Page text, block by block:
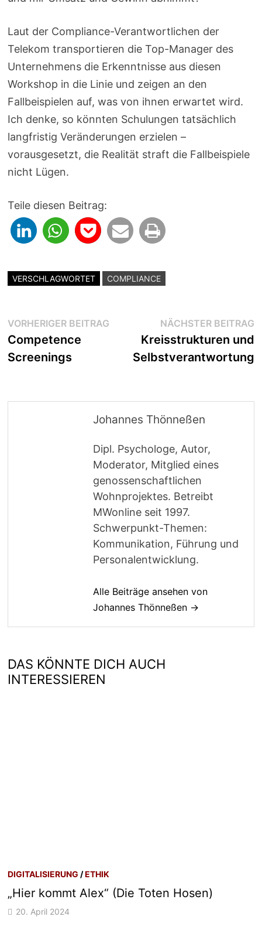
Laut der Compliance-Verantwortlichen der
Telekom transportieren die Top-Manager des
Unternehmens die Erkenntnisse aus diesen
Workshop in die Linie und zeigen an den
Fallbeispielen auf, was von ihnen erwartet wird.
Ich denke, so könnten Schulungen tatsächlich
langfristig Veränderungen erzielen –
vorausgesetzt, die Realität straft die Fallbeispiele
nicht Lügen.
Teile diesen Beitrag:
VERSCHLAGWORTET COMPLIANCE
Beitragsnavigation
VORHERIGER BEITRAG Vorheriger
Beitrag:
Competence
Screenings
NÄCHSTER BEITRAG
Kreisstrukturen und
Selbstverantwortung
Johannes Thönneßen
Dipl. Psychologe, Autor,
Moderator, Mitglied eines
genossenschaftlichen
Wohnprojektes. Betreibt
MWonline seit 1997.
Schwerpunkt-Themen:
Kommunikation, Führung und
Personalentwicklung.
Alle Beiträge ansehen von
Johannes Thönneßen →
DAS KÖNNTE DICH AUCH
INTERESSIEREN
DIGITALISIERUNG /ETHIK
„Hier kommt Alex“ (Die Toten Hosen)
20. April 2024